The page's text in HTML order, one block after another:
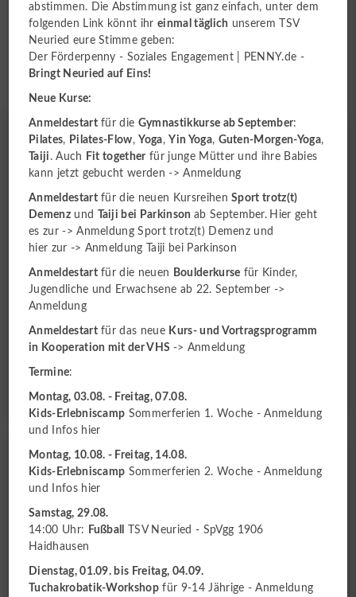
Hier findest du unsere aktuellen Termine, News und
Infos aus den Social-Media-Kanälen sowie die News
aus Sportdeutschland.
Termine diese Woche
Zu den aktuellen Terminen
abstimmen. Die Abstimmung ist ganz einfach, unter dem
folgenden Link könnt ihreinmal täglich unserem TSV
Neuried eure Stimme geben:
Der Förderpenny - Soziales Engagement | PENNY.de -
Bringt Neuried auf Eins!
Neue Kurse:
Anmeldestartfür die Gymnastikkurse ab September:
Pilates, Pilates-Flow,Yoga,Yin Yoga, Guten-Morgen-Yoga,
Taiji . Auch Fit together für junge Mütter und ihre Babies
kann jetzt gebucht werden ->Anmeldung
Anmeldestartfür die neuen KursreihenSport trotz(t)
Demenzund Taiji bei Parkinson ab September. Hier geht
es zur ->Anmeldung Sport trotz(t) Demenz und
hier zur -> Anmeldung Taiji bei Parkinson
Anmeldestartfür die neuen Boulderkurse für Kinder,
Jugendliche und Erwachsene ab 22. September ->
Anmeldung
Anmeldestartfür das neue Kurs- und Vortragsprogramm
in Kooperation mit der VHS -> Anmeldung
Termine:
Montag, 03.08. - Freitag, 07.08.
Kids-Erlebniscamp Sommerferien 1. Woche -Anmeldung
und Infos hier
Montag, 10.08. - Freitag, 14.08.
Kids-Erlebniscamp Sommerferien 2. Woche -Anmeldung
und Infos hier
Samstag, 29.08.
14:00 Uhr: Fußball
TSV Neuried - SpVgg 1906
Haidhausen
Dienstag, 01.09. bis Freitag, 04.09.
Tuchakrobatik-Workshop für 9-14 Jährige -Anmeldung